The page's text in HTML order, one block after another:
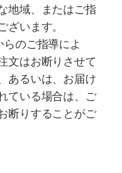
地域、またはご指
います。
のご指導によ
文はお断りさせて
あるいは、お届け
ている場合は、ご
断りすることがご